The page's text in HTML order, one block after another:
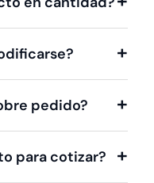
pedido?
para cotizar?